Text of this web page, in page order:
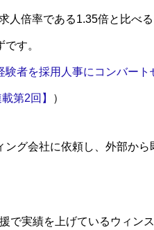
人倍率である1.35倍と比べ
す。
験者を採用人事にコンバー
第2回】 ）
ング会社に依頼し、外部か
で実績を上げているウィン